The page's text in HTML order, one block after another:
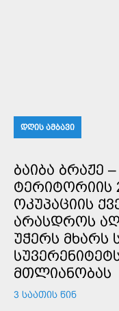
ᲓᲦᲘᲡ ᲐᲛᲑᲐᲕᲘ
ᲑᲐᲘᲑᲐ ᲑᲠᲐᲟᲔ
ᲢᲔᲠᲘᲢᲝᲠᲘᲘᲡ
ᲝᲙᲣᲞᲐᲪᲘᲘᲡ
ᲐᲠᲐᲡᲓᲠᲝᲡ
ᲣᲭᲔᲠᲡ ᲛᲮᲐᲠᲡ
ᲛᲗᲚᲘᲐᲜᲝᲑᲐᲡ
3 ᲡᲐᲐᲗᲘᲡ ᲬᲘᲜ